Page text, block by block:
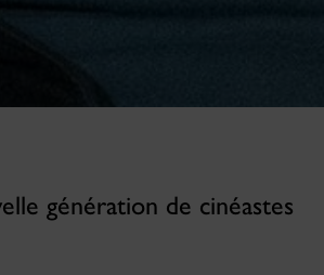
génération de cinéastes